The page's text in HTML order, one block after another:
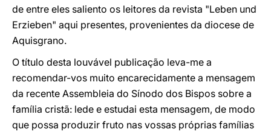
de entre eles saliento os leitores da revista "Leben und
Erzieben" aqui presentes, provenientes da diocese de
Aquisgrano.
O título desta louvável publicação leva-me a
recomendar-vos muito encarecidamente a mensagem
da recente Assembleia do Sínodo dos Bispos sobre a
família cristã: lede e estudai esta mensagem, de modo
que possa produzir fruto nas vossas próprias famílias